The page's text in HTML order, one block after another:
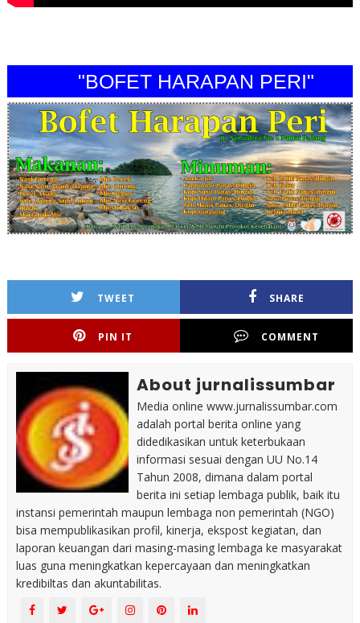
"BOFET HARAPAN PERI"
TWEET SHARE
PIN IT COMMENT
About jurnalissumbar
Media online www.jurnalissumbar.com
adalah portal berita online yang
didedikasikan untuk keterbukaan
informasi sesuai dengan UU No.14
Tahun 2008, dimana dalam portal
berita ini setiap lembaga publik, baik itu
instansi pemerintah maupun lembaga non pemerintah (NGO)
bisa mempublikasikan profil, kinerja, ekspost kegiatan, dan
laporan keuangan dari masing-masing lembaga ke masyarakat
luas guna meningkatkan kepercayaan dan meningkatkan
kredibiltas dan akuntabilitas.